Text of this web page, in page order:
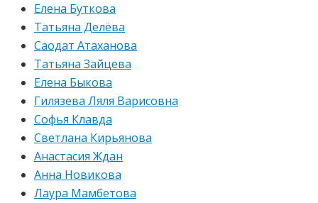
Елена Буткова
Татьяна Делёва
Саодат Атаханова
Татьяна Зайцева
Елена Быкова
Гилязева Ляля Варисовна
Софья Клавда
Светлана Кирьянова
Анастасия Ждан
Анна Новикова
Лаура Мамбетова